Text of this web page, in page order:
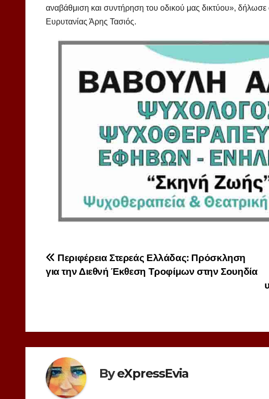
αναβάθμιση και συντήρηση του οδικού μας δικτύου», δήλωσε
Ευρυτανίας Άρης Τασιός.
Πλοήγηση
άρθρων
Περιφέρεια Στερεάς Ελλάδας: Πρόσκληση
για την Διεθνή Έκθεση Τροφίμων στην Σουηδία
ByeXpressEvia